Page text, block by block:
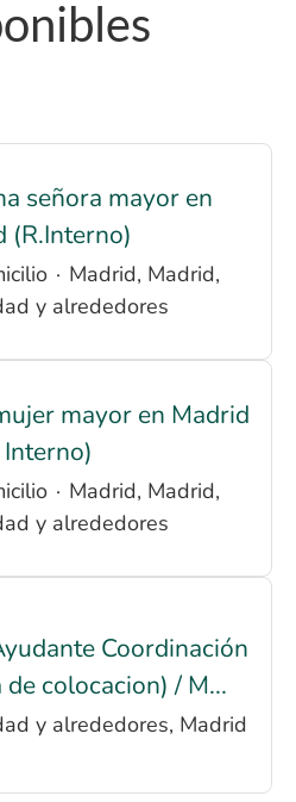
señora mayor en
(R.Interno)
· Madrid, Madrid,
y alrededores
mayor en Madrid
Interno)
· Madrid, Madrid,
y alrededores
Coordinación
colocacion) / M...
y alrededores, Madrid